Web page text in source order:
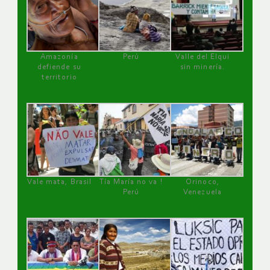
Amazonía
defiende su
territorio
Perú
Valle del Elqui
sin minería.
Vale mata, Brasil
Tía María no va !
Perú
Orinoco,
Venezuela